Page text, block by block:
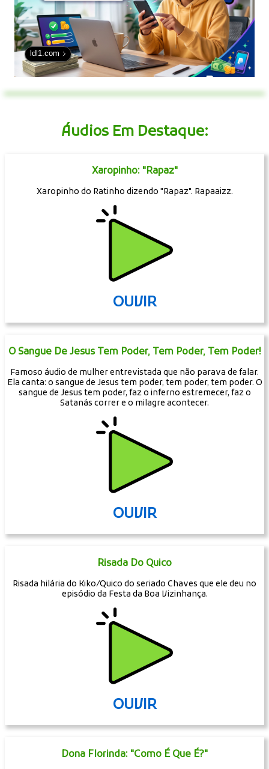
ldl1.com
Áudios Em Destaque:
Xaropinho: "Rapaz"
Xaropinho do Ratinho dizendo "Rapaz". Rapaaizz.
OUVIR
O Sangue De Jesus Tem Poder, Tem Poder, Tem Poder!
Famoso áudio de mulher entrevistada que não parava de falar.
Ela canta: o sangue de Jesus tem poder, tem poder, tem poder. O
sangue de Jesus tem poder, faz o inferno estremecer, faz o
Satanás correr e o milagre acontecer.
OUVIR
Risada Do Quico
Risada hilária do Kiko/Quico do seriado Chaves que ele deu no
episódio da Festa da Boa Vizinhança.
OUVIR
Dona Florinda: "Como É Que É?"